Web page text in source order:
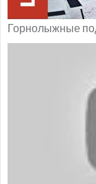
Горнолыжные